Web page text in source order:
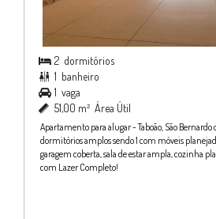
 2 dormitórios
 1 banheiro
 1 vaga
 51,00 m² Área Útil
Apartamento para alugar - Taboão, São Bernardo
dormitórios amplos sendo 1 com móveis
garagem coberta, sala de estar ampla, cozinha
com Lazer Completo!